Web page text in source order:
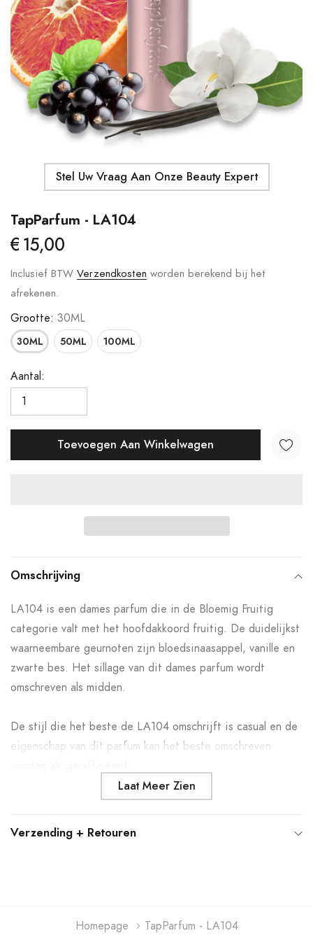
Stel Uw Vraag Aan Onze Beauty Expert
TapParfum - LA104
€15,00
Inclusief BTW Verzendkosten worden berekend bij het
afrekenen.
Grootte: 30ML
30ML 50ML 100ML
Aantal:
Toevoegen Aan Winkelwagen
toegevoegen
uw
winkelwagen
Omschrijving
LA104 is een dames parfum die in de Bloemig Fruitig
categorie valt met het hoofdakkoord fruitig. De duidelijkst
waarneembare geurnoten zijn bloedsinaasappel, vanille en
zwarte bes. Het sillage van dit dames parfum wordt
omschreven als midden.
De stijl die het beste de LA104 omschrijft is casual en de
eigenschap van dit parfum kan het beste omschreven
Laat Meer Zien
Verzending + Retouren
Homepage TapParfum - LA104
Moroccanoil - Body Butter
€41,00
Details